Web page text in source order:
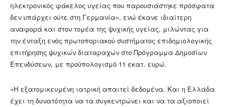
ηλεκτρονικός φάκελος υγείας που παρουσιάστηκε πρόσφατα
δεν υπάρχει ούτε στη Γερμανία», ενώ έκανε ιδιαίτερη
αναφορά και στον τομέα της ψυχικής υγείας, μιλώντας για
την ένταξη ενός πρωτοποριακού συστήματος επιδημιολογικής
επιτήρησης ψυχικών διαταραχών στο Πρόγραμμα Δημοσίων
Επενδύσεων, με προϋπολογισμό 11 εκατ. ευρώ.
«Η εξατομικευμένη ιατρική απαιτεί δεδομένα. Και η Ελλάδα
έχει τη δυνατότητα να τα συγκεντρώνει και να τα αξιοποιεί